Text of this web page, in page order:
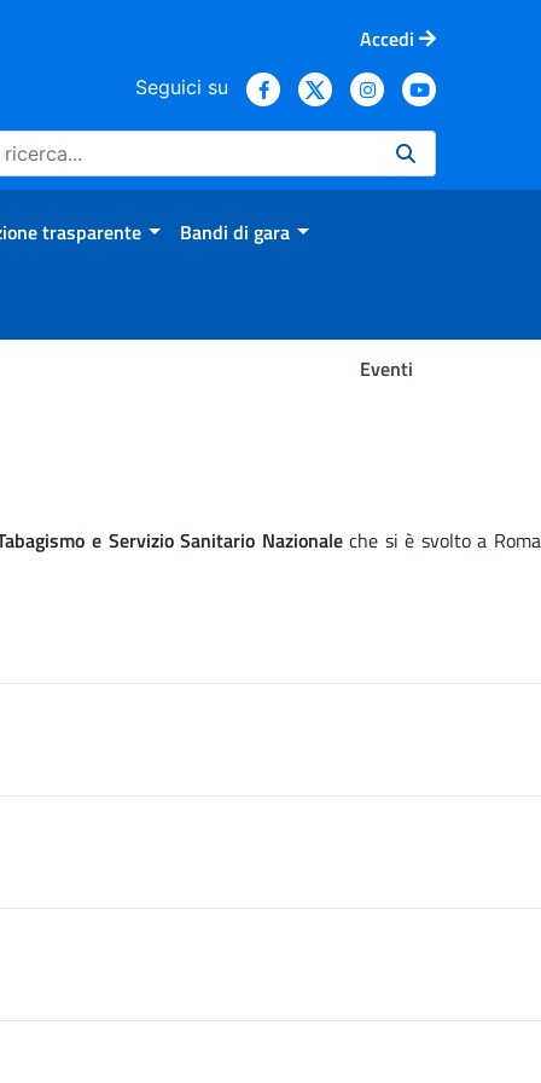
Accedi
Seguici su
trasparente Bandi di gara
Eventi
e Servizio Sanitario Nazionaleche si è svolto a Roma